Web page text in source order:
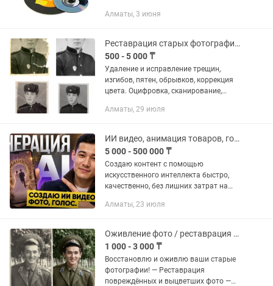
Алматы, 3 июня
Реставрация старых фотографий,оцифровка,сканирование,обрезка,монтаж,видео.
500 - 5 000 ₸
Удаление и исправление трещин,
изгибов, пятен, обрывков, коррекция
цвета. Оцифровка, сканирование,
Алматы, 29 июля
ИИ видео, анимация товаров, голос, мультики, реставрация фото, презентация
5 000 - 500 000 ₸
Создаю контент с помощью
искусственного интеллекта быстро,
качественно, без лишних затрат на
товара: каталожные кадры и анимация
анимационные...
Алматы, 23 июля
Оживление фото / реставрация фото
1 000 - 3 000 ₸
Восстановлю и оживлю ваши старые
фотографии! — Реставрация
повреждённых и выцветших фото —